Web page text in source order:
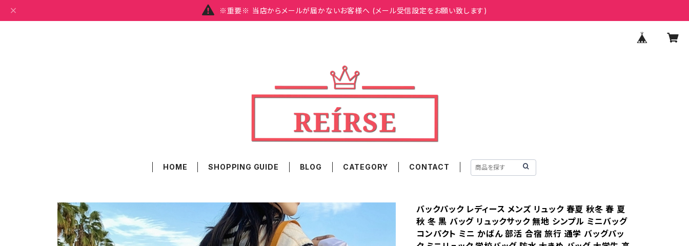
※重要※ 当店からメールが届かないお客様へ (メール受信設定をお願い致します)
HOME SHOPPING GUIDE BLOG CATEGORY CONTACT
バックパック レディース メンズ リュック 春夏 秋冬 春 夏
秋 冬 黒 バッグ リュックサック 無地 シンプル ミニバッグ
コンパクト ミニ かばん 部活 合宿 旅行 通学 バッグパッ